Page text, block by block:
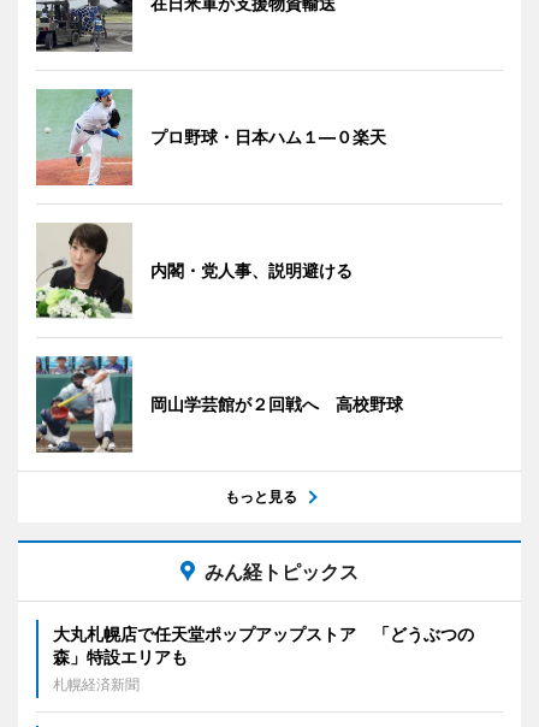
プロ野球・日本ハム１―０楽天
内閣・党人事、説明避ける
岡山学芸館が２回戦へ 高校野球
もっと見る
みん経トピックス
大丸札幌店で任天堂ポップアップストア 「どうぶつの
森」特設エリアも
札幌経済新聞